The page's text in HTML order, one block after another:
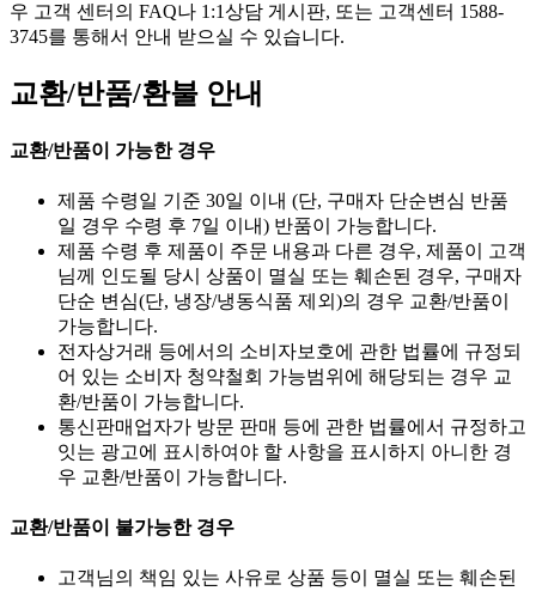
우 고객 센터의 FAQ나 1:1상담 게시판, 또는 고객센터 1588-
3745를 통해서 안내 받으실 수 있습니다.
교환/반품/환불 안내
교환/반품이 가능한 경우
제품 수령일 기준 30일 이내 (단, 구매자 단순변심 반품
일 경우 수령 후 7일 이내) 반품이 가능합니다.
제품 수령 후 제품이 주문 내용과 다른 경우, 제품이 고객
님께 인도될 당시 상품이 멸실 또는 훼손된 경우, 구매자
단순 변심(단, 냉장/냉동식품 제외)의 경우 교환/반품이
가능합니다.
전자상거래 등에서의 소비자보호에 관한 법률에 규정되
어 있는 소비자 청약철회 가능범위에 해당되는 경우 교
환/반품이 가능합니다.
통신판매업자가 방문 판매 등에 관한 법률에서 규정하고
잇는 광고에 표시하여야 할 사항을 표시하지 아니한 경
우 교환/반품이 가능합니다.
교환/반품이 불가능한 경우
고객님의 책임 있는 사유로 상품 등이 멸실 또는 훼손된